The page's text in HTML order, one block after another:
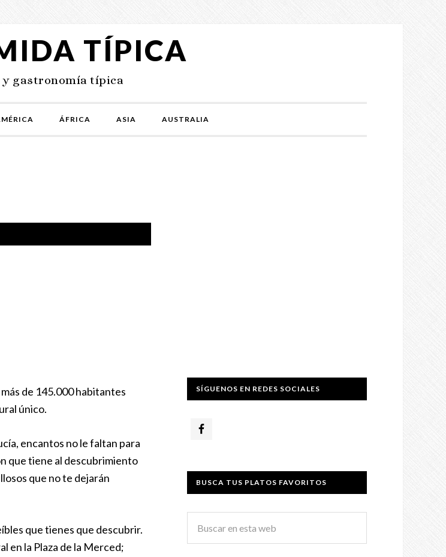
TÍPICA
y gastronomía típica
ÁFRICA ASIA AUSTRALIA
de 145.000 habitantes
único.
encantos no le faltan para
que tiene al descubrimiento
que no te dejarán
que tienes que descubrir.
en la Plaza de la Merced;
SÍGUENOS EN REDES SOCIALES
BUSCA TUS PLATOS FAVORITOS